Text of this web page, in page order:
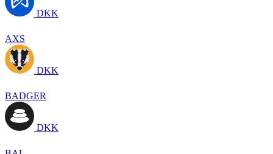
DKK
AXS
DKK
BADGER
DKK